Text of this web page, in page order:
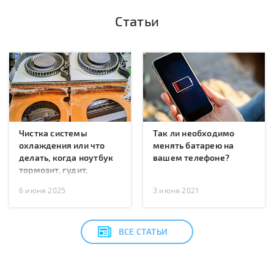
Статьи
Чистка системы
охлаждения или что
делать, когда ноутбук
тормозит, гудит,
перезагружается?
6 июня 2025
Так ли необходимо
менять батарею на
вашем телефоне?
3 июня 2021
ВСЕ СТАТЬИ